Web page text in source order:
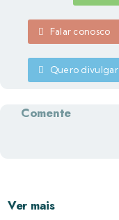
Falar conosco
Quero divulgar
Comente
Ver mais